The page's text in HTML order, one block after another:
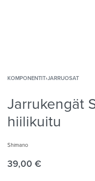
KOMPONENTIT›JARRUOSAT
Jarrukengät
hiilikuitu
Shimano
39,00 €